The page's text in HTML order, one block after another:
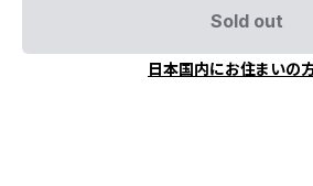
Sold out
日本国内にお住まいの